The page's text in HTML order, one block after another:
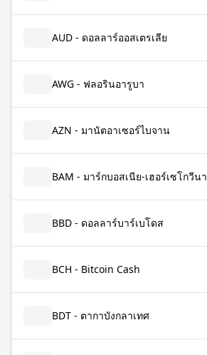
AUD - ดอลลาร์ออสเตรเลีย
AWG - ฟลอรินอารูบา
AZN - มานัตอาเซอร์ไบจาน
BAM - มาร์กบอสเนีย-เฮอร์เซโกวีนา
BBD - ดอลลาร์บาร์เบโดส
BCH - Bitcoin Cash
BDT - ตากาบังกลาเทศ